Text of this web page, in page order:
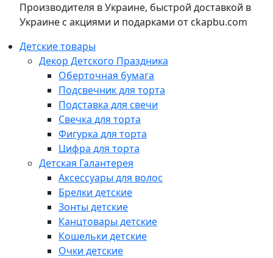
Производителя в Украине, быстрой доставкой в
Украине с акциями и подарками от ckapbu.com
Детские товары
Декор Детского Праздника
Оберточная бумага
Подсвечник для торта
Подставка для свечи
Свечка для торта
Фигурка для торта
Цифра для торта
Детская Галантерея
Аксессуары для волос
Брелки детские
Зонты детские
Канцтовары детские
Кошельки детские
Очки детские